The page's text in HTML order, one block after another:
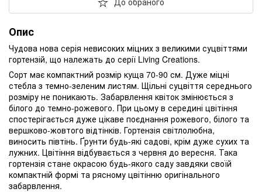
Опис
Чудова нова серія невисоких міцних з великими суцвіттями
гортензій, що належать до серії Living Creations.
Сорт має компактний розмір куща 70-90 см. Дуже міцні
стебла з темно-зеленим листям. Щільні суцвіття середнього
розміру не поникають. Забарвлення квіток змінюється з
білого до темно-рожевого. При цьому в середині цвітіння
спостерігається дуже цікаве поєднання рожевого, білого та
вершково-жовтого відтінків. Гортензія світлолюбна,
виносить півтінь. Ґрунти будь-які садові, крім дуже сухих та
лужних. Цвітіння відбувається з червня до вересня. Така
гортензія стане окрасою будь-якого саду завдяки своїй
компактній формі та рясному цвітінню оригінального
забарвлення.